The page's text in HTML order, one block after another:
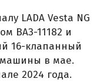
LADA Vesta NG
ВАЗ-11182 и
16-клапанный
машины в мае.
2024 года.